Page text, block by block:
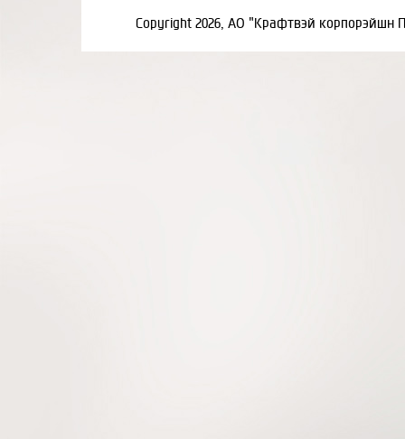
Copyright 2026, АО "Крафтвэй корпорэйшн